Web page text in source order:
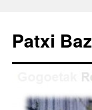
contenido
Patxi